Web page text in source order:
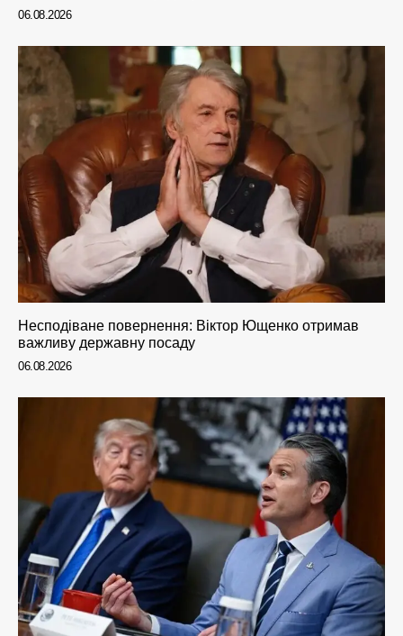
06.08.2026
Несподіване повернення: Віктор Ющенко отримав
важливу державну посаду
06.08.2026